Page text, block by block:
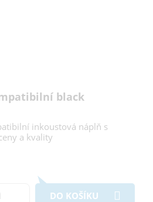
black
inkoustová náplň s
a kvality
DO KOŠÍKU